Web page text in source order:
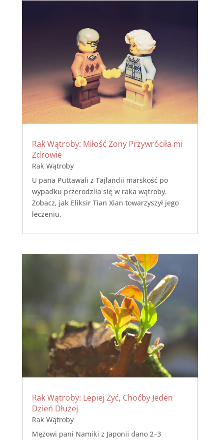
Rak Wątroby: Miłość Żony Przywróciła mi
Zdrowie
Rak Wątroby
U pana Puttawali z Tajlandii marskość po
wypadku przerodziła się w raka wątroby.
Zobacz, jak Eliksir Tian Xian towarzyszył jego
leczeniu.
Rak Wątroby: Lepiej Żyć, Choćby Jeden
Dzień Dłużej
Rak Wątroby
Mężowi pani Namiki z Japonii dano 2–3